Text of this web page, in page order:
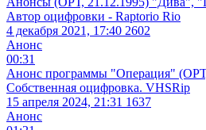
Автор оцифровки - Raptorio Rio
4 декабря 2021, 17:40 2602
Анонс
00:31
Анонс программы "Операция"
Собственная оцифровка. VHSRip
15 апреля 2024, 21:31 1637
Анонс